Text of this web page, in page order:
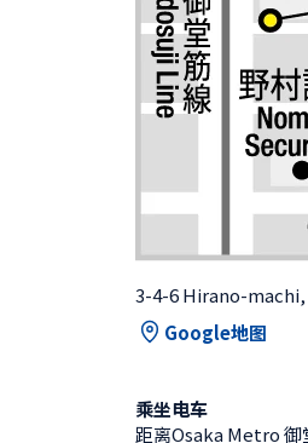
3-4-6 Hirano-machi,
Google地图
乘坐电车
距离Osaka Metro 御